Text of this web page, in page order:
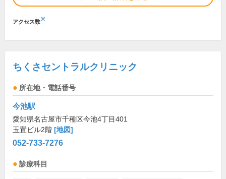
アクセス数※
ちくさセントラルクリニック
所在地・電話番号
今池駅
愛知県名古屋市千種区今池4丁目401
玉置ビル2階 [地図]
052-733-7276
診療科目